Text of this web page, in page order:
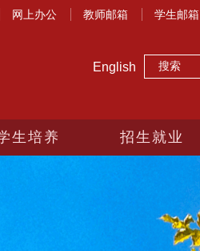
网上办公 教师邮箱 学生邮箱
English
生培养 招生就业